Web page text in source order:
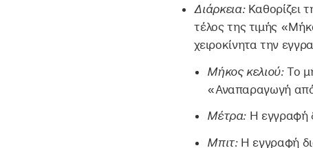
Διάρκεια: Καθορίζει
τέλος της τιμής
χειροκίνητα την
Μήκος κελιού:Το
«Αναπαραγωγή
Μέτρα: Η εγγραφή
Μπιτ: Η εγγραφή